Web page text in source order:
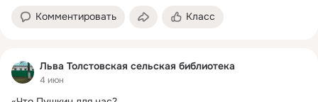
Комментировать Класс
Льва Толстовская сельская библиотека
4 июн